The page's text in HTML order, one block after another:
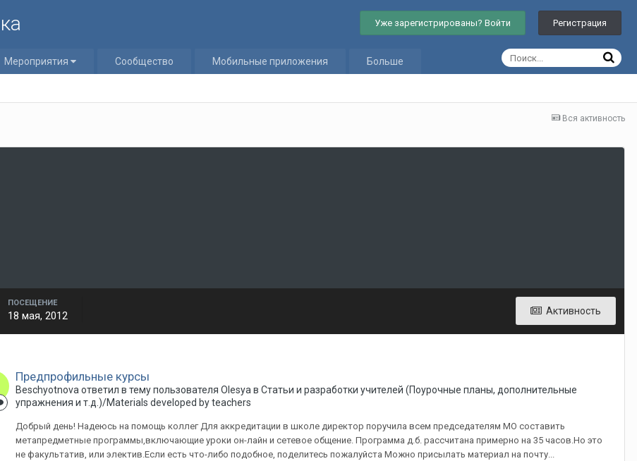
Уже зарегистрированы? Войти Регистрация
Мероприятия Сообщество Мобильные приложения Больше
Вся активность
Активность
ПОСЕЩЕНИЕ
18 мая, 2012
Предпрофильные курсы
Beschyotnova ответил в тему пользователя Olesya в Статьи и разработки учителей (Поурочные планы, дополнительные
упражнения и т.д.)/Materials developed by teachers
Добрый день! Надеюсь на помощь коллег Для аккредитации в школе директор поручила всем председателям МО составить
метапредметные программы,включающие уроки он-лайн и сетевое общение. Программа д.б. рассчитана примерно на 35 часов.Но это
не факультатив, или электив.Если есть что-либо подобное, поделитесь пожалуйста Можно присылать материал на почту...